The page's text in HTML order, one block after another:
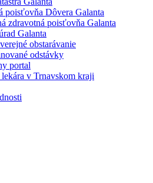
poisťovňa Dôvera Galanta
zdravotná poisťovňa Galanta
Galanta
obstarávanie
odstávky
portal
v Trnavskom kraji